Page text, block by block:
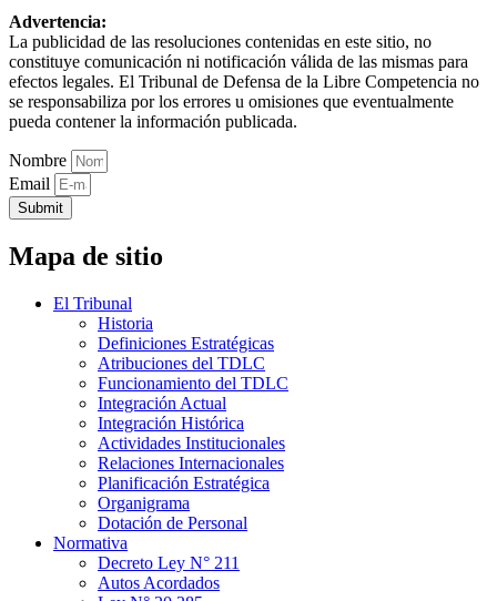
Advertencia:
La publicidad de las resoluciones contenidas en este sitio, no
constituye comunicación ni notificación válida de las mismas para
efectos legales. El Tribunal de Defensa de la Libre Competencia no
se responsabiliza por los errores u omisiones que eventualmente
pueda contener la información publicada.
Nombre
Email
Submit
Mapa de sitio
El Tribunal
Historia
Definiciones Estratégicas
Atribuciones del TDLC
Funcionamiento del TDLC
Integración Actual
Integración Histórica
Actividades Institucionales
Relaciones Internacionales
Planificación Estratégica
Organigrama
Dotación de Personal
Normativa
Decreto Ley N° 211
Autos Acordados